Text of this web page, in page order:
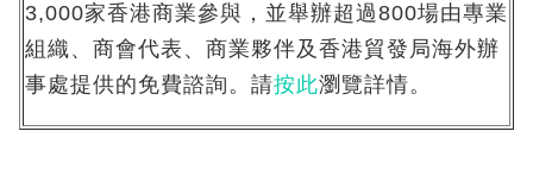
3,000家香港商業參與，並舉辦超過800場由專業
組織、商會代表、商業夥伴及香港貿發局海外辦
事處提供的免費諮詢。請按此瀏覽詳情。